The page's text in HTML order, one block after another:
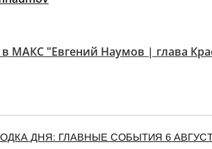
в МАКС "Евгений Наумов | глава
ДНЯ: ГЛАВНЫЕ СОБЫТИЯ 6